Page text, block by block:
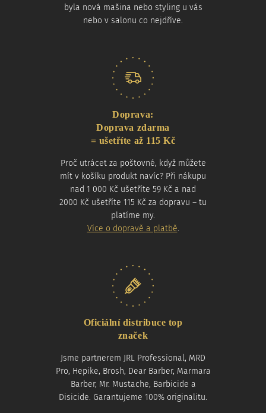
byla nová mašina nebo styling u vás
nebo v salonu co nejdříve.
Doprava:
Doprava zdarma
= ušetříte až 115 Kč
Proč utrácet za poštovné, když můžete
mít v košíku produkt navíc? Při nákupu
nad 1 000 Kč ušetříte 59 Kč a nad
2000 Kč ušetříte 115 Kč za dopravu – tu
platíme my.
Více o dopravě a platbě.
Oficiální distribuce top
značek
Jsme partnerem JRL Professional, MRD
Pro, Hepike, Brosh, Dear Barber, Marmara
Barber, Mr. Mustache, Barbicide a
Disicide. Garantujeme 100% originalitu.